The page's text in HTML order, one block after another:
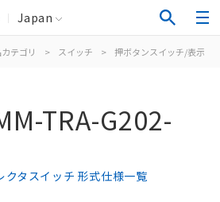
Japan
テゴリ > スイッチ > 押ボタンスイッチ/表示灯
TRA-G202-
クタスイッチ 形式仕様一覧